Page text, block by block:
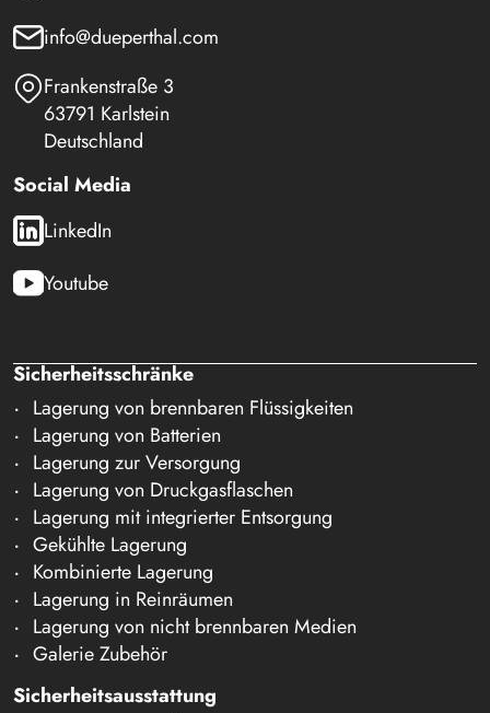
info@dueperthal.com
Frankenstraße 3
63791 Karlstein
Deutschland
Social Media
LinkedIn
Youtube
Sicherheitsschränke
Lagerung von brennbaren Flüssigkeiten
Lagerung von Batterien
Lagerung zur Versorgung
Lagerung von Druckgasflaschen
Lagerung mit integrierter Entsorgung
Gekühlte Lagerung
Kombinierte Lagerung
Lagerung in Reinräumen
Lagerung von nicht brennbaren Medien
Galerie Zubehör
Sicherheitsausstattung